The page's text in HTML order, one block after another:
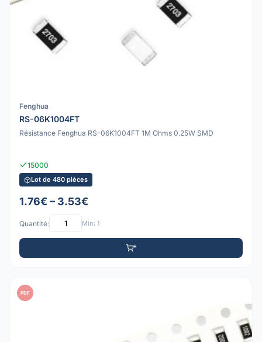
Fenghua
RS-06K1004FT
Résistance Fenghua RS-06K1004FT 1M Ohms 0.25W SMD
15000
Lot de 480 pièces
1.76€ – 3.53€
Quantité: Min: 1
PDF